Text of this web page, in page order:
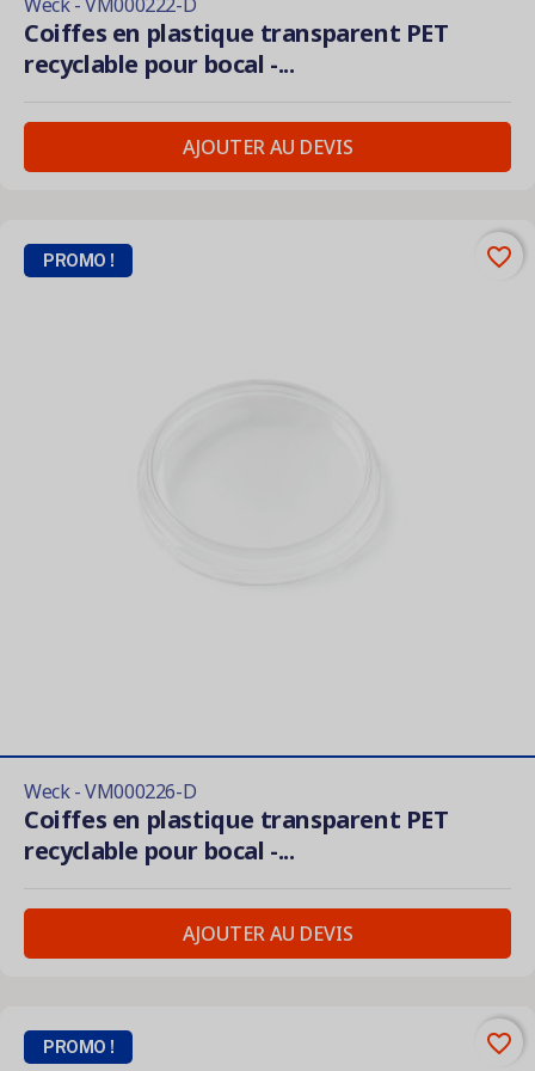
Coiffes en plastique transparent PET
recyclable pour bocal -...
AJOUTER AU DEVIS
Weck - VM000226-D
Coiffes en plastique transparent PET
recyclable pour bocal -...
AJOUTER AU DEVIS
PROMO ! favorite_border
PROMO ! favorite_border